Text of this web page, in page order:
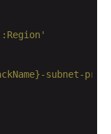
subnet-